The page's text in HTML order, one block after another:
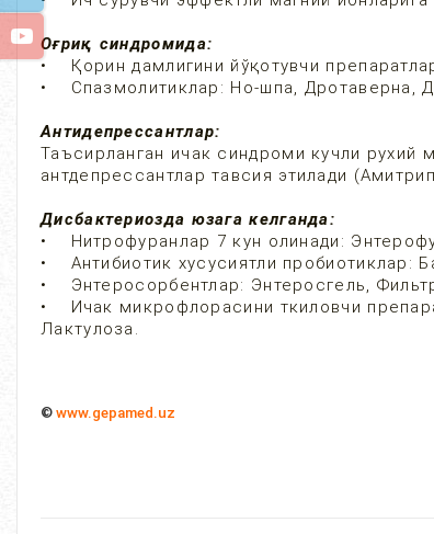
Оғриқ синдромида:
• Қорин дамлигини йўқотувчи
• Спазмолитиклар: Но-шпа, Дротаверна,
Антидепрессантлар:
Таъсирланган ичак синдроми кучли рухий
антдепрессантлар тавсия этилади
Дисбактериозда юзага келганда:
• Нитрофуранлар 7 кун олинади:
• Антибиотик хусусиятли пробиотиклар:
• Энтеросорбентлар: Энтеросгель,
• Ичак микрофлорасини ткиловчи
Лактулоза.
© www.gepamed.uz